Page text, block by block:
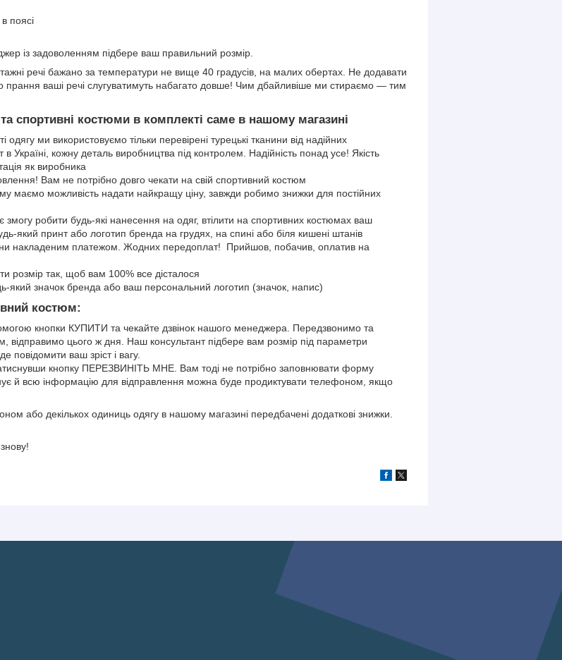
поясі
із задоволенням підбере ваш правильний розмір.
речі бажано за температури не вище 40 градусів, на малих обертах. Не додавати
прання ваші речі слугуватимуть набагато довше! Чим дбайливіше ми стираємо — тим
спортивні костюми в комплекті саме в нашому магазині
одягу ми використовуємо тільки перевірені турецькі тканини від надійних
в Україні, кожну деталь виробництва під контролем. Надійність понад усе! Якість
як виробника
Вам не потрібно довго чекати на свій спортивний костюм
маємо можливість надати найкращу ціну, завжди робимо знижки для постійних
робити будь-які нанесення на одяг, втілити на спортивних костюмах ваш
який принт або логотип бренда на грудях, на спині або біля кишені штанів
накладеним платежом. Жодних передоплат! Прийшов, побачив, оплатив на
розмір так, щоб вам 100% все дісталося
який значок бренда або ваш персональний логотип (значок, напис)
костюм:
кнопки КУПИТИ та чекайте дзвінок нашого менеджера. Передзвонимо та
відправимо цього ж дня. Наш консультант підбере вам розмір під параметри
повідомити ваш зріст і вагу.
кнопку ПЕРЕЗВИНІТЬ МНЕ. Вам тоді не потрібно заповнювати форму
й всю інформацію для відправлення можна буде продиктувати телефоном, якщо
або декількох одиниць одягу в нашому магазині передбачені додаткові знижки.